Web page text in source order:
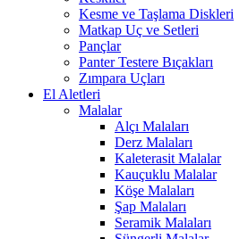
Kesme ve Taşlama Diskleri
Matkap Uç ve Setleri
Pançlar
Panter Testere Bıçakları
Zımpara Uçları
El Aletleri
Malalar
Alçı Malaları
Derz Malaları
Kaleterasit Malalar
Kauçuklu Malalar
Köşe Malaları
Şap Malaları
Seramik Malaları